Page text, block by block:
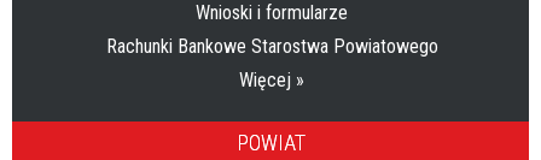
Wnioski i formularze
Rachunki Bankowe Starostwa Powiatowego
Więcej »
POWIAT